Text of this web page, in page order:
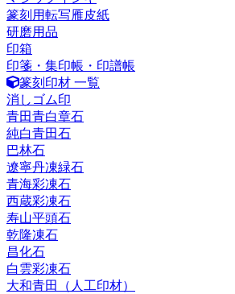
篆刻用転写雁皮紙
研磨用品
印箱
印箋・集印帳・印譜帳
篆刻印材 一覧
消しゴム印
青田青白章石
純白青田石
巴林石
遼寧丹凍緑石
青海彩凍石
西蔵彩凍石
寿山平頭石
乾隆凍石
昌化石
白雲彩凍石
大和青田（人工印材）